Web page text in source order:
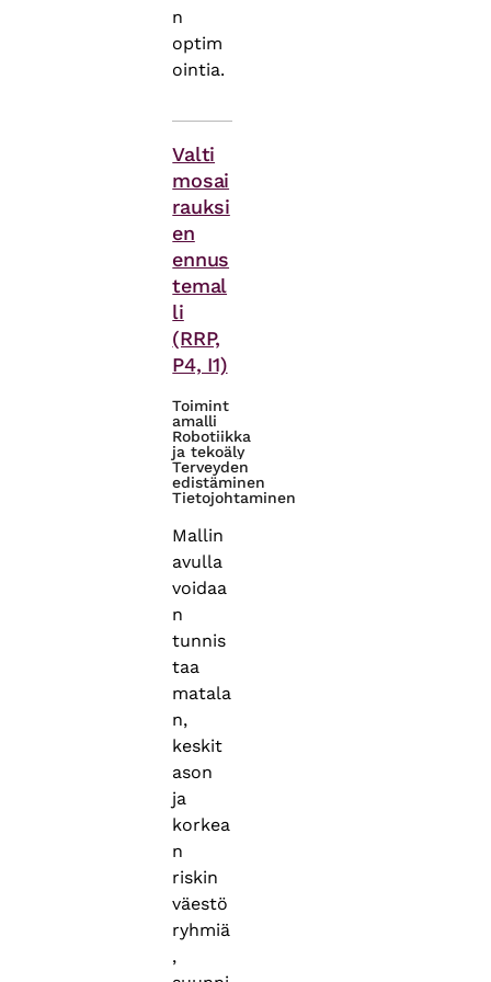
n
optim
ointia.
Valti
mosai
rauksi
en
ennus
temal
li
(RRP,
P4, I1)
Toimint
amalli
Robotiikka
ja tekoäly
Terveyden
edistäminen
Tietojohtaminen
Mallin
avulla
voidaa
n
tunnis
taa
matala
n,
keskit
ason
ja
korkea
n
riskin
väestö
ryhmiä
,